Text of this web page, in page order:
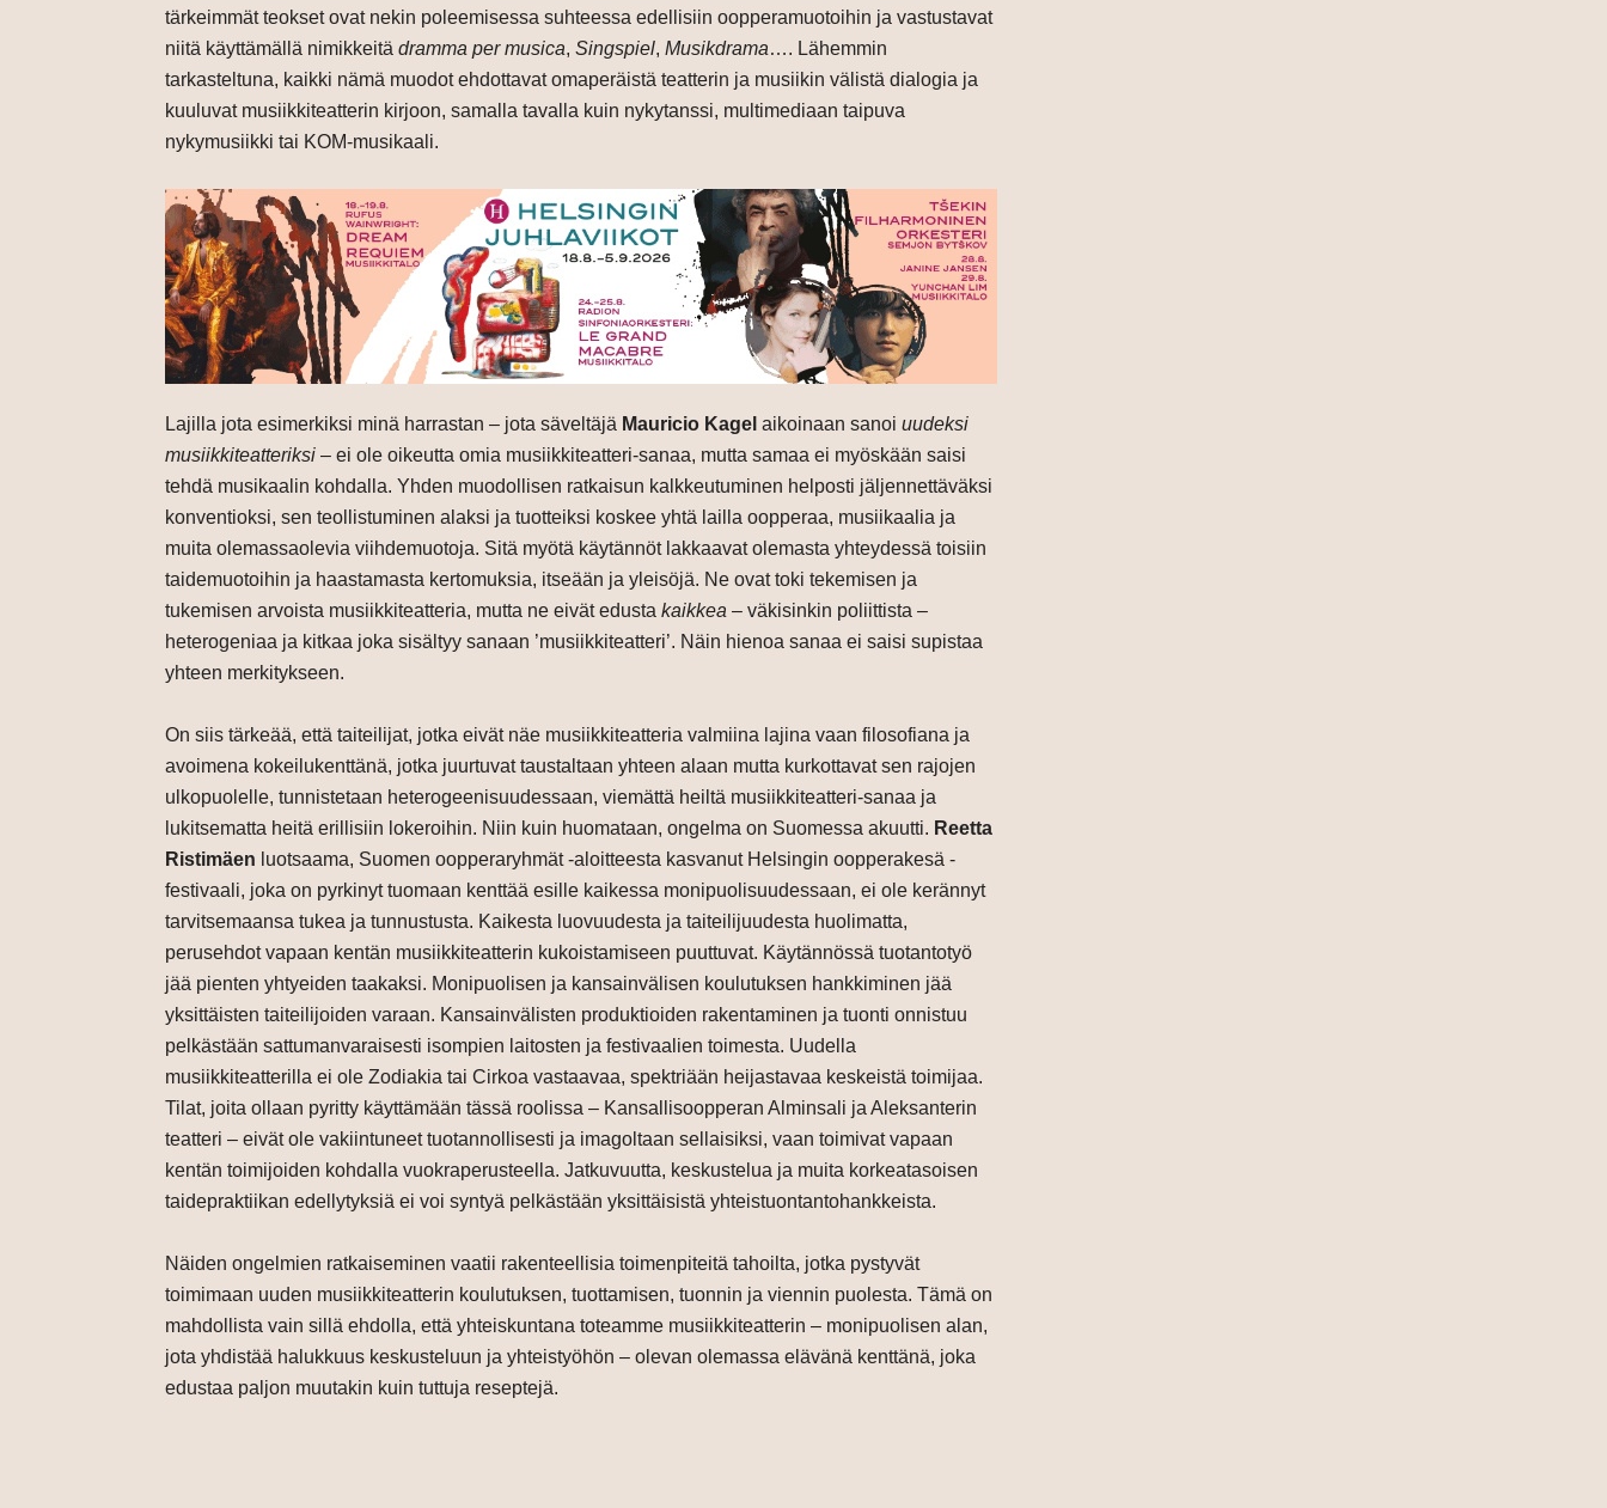
tärkeimmät teokset ovat nekin poleemisessa suhteessa edellisiin oopperamuotoihin ja vastustavat
niitä käyttämällä nimikkeitä dramma per musica, Singspiel, Musikdrama…. Lähemmin
tarkasteltuna, kaikki nämä muodot ehdottavat omaperäistä teatterin ja musiikin välistä dialogia ja
kuuluvat musiikkiteatterin kirjoon, samalla tavalla kuin nykytanssi, multimediaan taipuva
nykymusiikki tai KOM-musikaali.
Lajilla jota esimerkiksi minä harrastan – jota säveltäjä Mauricio Kagel aikoinaan sanoi uudeksi
musiikkiteatteriksi – ei ole oikeutta omia musiikkiteatteri-sanaa, mutta samaa ei myöskään saisi
tehdä musikaalin kohdalla. Yhden muodollisen ratkaisun kalkkeutuminen helposti jäljennettäväksi
konventioksi, sen teollistuminen alaksi ja tuotteiksi koskee yhtä lailla oopperaa, musiikaalia ja
muita olemassaolevia viihdemuotoja. Sitä myötä käytännöt lakkaavat olemasta yhteydessä toisiin
taidemuotoihin ja haastamasta kertomuksia, itseään ja yleisöjä. Ne ovat toki tekemisen ja
tukemisen arvoista musiikkiteatteria, mutta ne eivät edusta kaikkea – väkisinkin poliittista –
heterogeniaa ja kitkaa joka sisältyy sanaan ’musiikkiteatteri’. Näin hienoa sanaa ei saisi supistaa
yhteen merkitykseen.
On siis tärkeää, että taiteilijat, jotka eivät näe musiikkiteatteria valmiina lajina vaan filosofiana ja
avoimena kokeilukenttänä, jotka juurtuvat taustaltaan yhteen alaan mutta kurkottavat sen rajojen
ulkopuolelle, tunnistetaan heterogeenisuudessaan, viemättä heiltä musiikkiteatteri-sanaa ja
lukitsematta heitä erillisiin lokeroihin. Niin kuin huomataan, ongelma on Suomessa akuutti. Reetta
Ristimäen luotsaama, Suomen oopperaryhmät -aloitteesta kasvanut Helsingin oopperakesä -
festivaali, joka on pyrkinyt tuomaan kenttää esille kaikessa monipuolisuudessaan, ei ole kerännyt
tarvitsemaansa tukea ja tunnustusta. Kaikesta luovuudesta ja taiteilijuudesta huolimatta,
perusehdot vapaan kentän musiikkiteatterin kukoistamiseen puuttuvat. Käytännössä tuotantotyö
jää pienten yhtyeiden taakaksi. Monipuolisen ja kansainvälisen koulutuksen hankkiminen jää
yksittäisten taiteilijoiden varaan. Kansainvälisten produktioiden rakentaminen ja tuonti onnistuu
pelkästään sattumanvaraisesti isompien laitosten ja festivaalien toimesta. Uudella
musiikkiteatterilla ei ole Zodiakia tai Cirkoa vastaavaa, spektriään heijastavaa keskeistä toimijaa.
Tilat, joita ollaan pyritty käyttämään tässä roolissa – Kansallisoopperan Alminsali ja Aleksanterin
teatteri – eivät ole vakiintuneet tuotannollisesti ja imagoltaan sellaisiksi, vaan toimivat vapaan
kentän toimijoiden kohdalla vuokraperusteella. Jatkuvuutta, keskustelua ja muita korkeatasoisen
taidepraktiikan edellytyksiä ei voi syntyä pelkästään yksittäisistä yhteistuontantohankkeista.
Näiden ongelmien ratkaiseminen vaatii rakenteellisia toimenpiteitä tahoilta, jotka pystyvät
toimimaan uuden musiikkiteatterin koulutuksen, tuottamisen, tuonnin ja viennin puolesta. Tämä on
mahdollista vain sillä ehdolla, että yhteiskuntana toteamme musiikkiteatterin – monipuolisen alan,
jota yhdistää halukkuus keskusteluun ja yhteistyöhön – olevan olemassa elävänä kenttänä, joka
edustaa paljon muutakin kuin tuttuja reseptejä.